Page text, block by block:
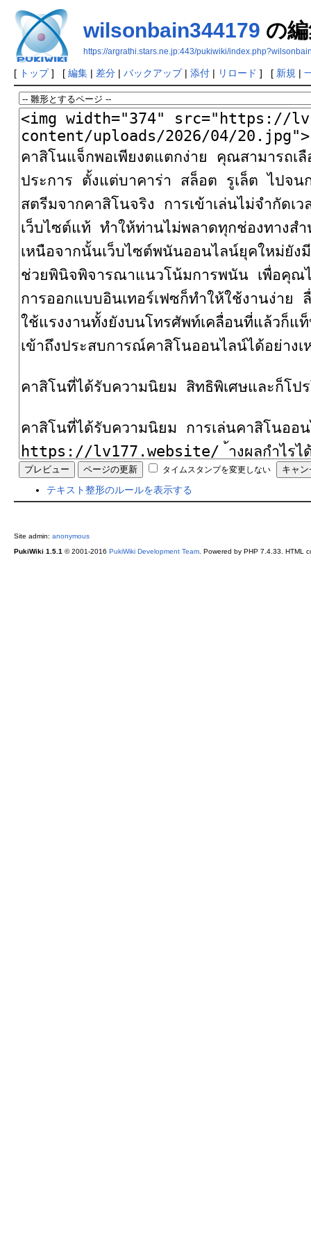
wilsonbain344179 の
https://argrathi.stars.ne.jp:443/pukiwiki/
[ トップ] [ 編集| 差分| バックアップ| 添付| リロード ] [ 新規 |
タイムスタンプを変更しない
テキスト整形のルールを表示する
Site admin: anonymous
PukiWiki 1.5.1 © 2001-2016 PukiWiki Development Team. Powered by PHP 7.4.33. HTML